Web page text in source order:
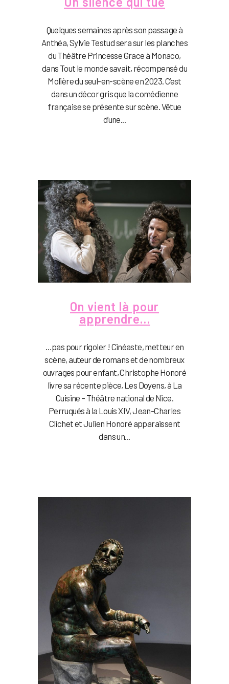
Quelques semaines après son passage à
Anthéa, Sylvie Testud sera sur les planches
du Théâtre Princesse Grace à Monaco,
dans Tout le monde savait, récompensé du
Molière du seul-en-scène en 2023. C’est
dans un décor gris que la comédienne
française se présente sur scène. Vêtue
d’une...
On vient là pour
apprendre…
…pas pour rigoler ! Cinéaste, metteur en
scène, auteur de romans et de nombreux
ouvrages pour enfant, Christophe Honoré
livre sa récente pièce, Les Doyens, à La
Cuisine – Théâtre national de Nice.
Perruqués à la Louis XIV, Jean-Charles
Clichet et Julien Honoré apparaissent
dans un...